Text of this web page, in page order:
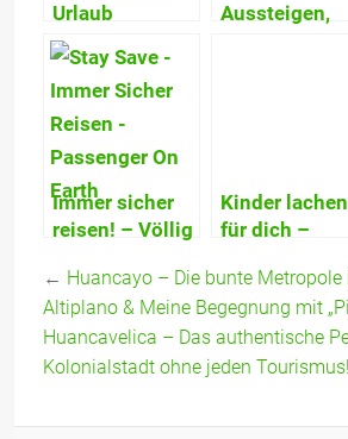
Urlaub
machen? –
Schubladen,
Werte & der
Wunsch nach
Anerkennung
Aussteigen,
Immer sicher
reisen! – Völlig
Ängsten: Ein
ganz anderer
Ansatz!
Kinder lachen
für dich –
Aufgabe ist
glücklich zu
sein!
← Huancayo – Die bunte Metropole
Altiplano & Meine Begegnung mit
Huancavelica – Das authentische
Kolonialstadt ohne jeden Tourismus!